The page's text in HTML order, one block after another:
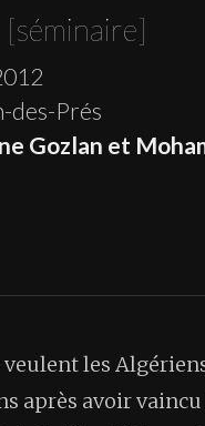
[séminaire]
des-Prés
Gozlan et
les
après avoir